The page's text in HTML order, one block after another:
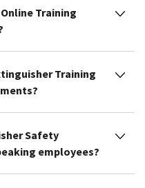
Training
Training
Safety
employees?